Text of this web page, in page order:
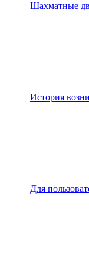
Шахматные
История
Для